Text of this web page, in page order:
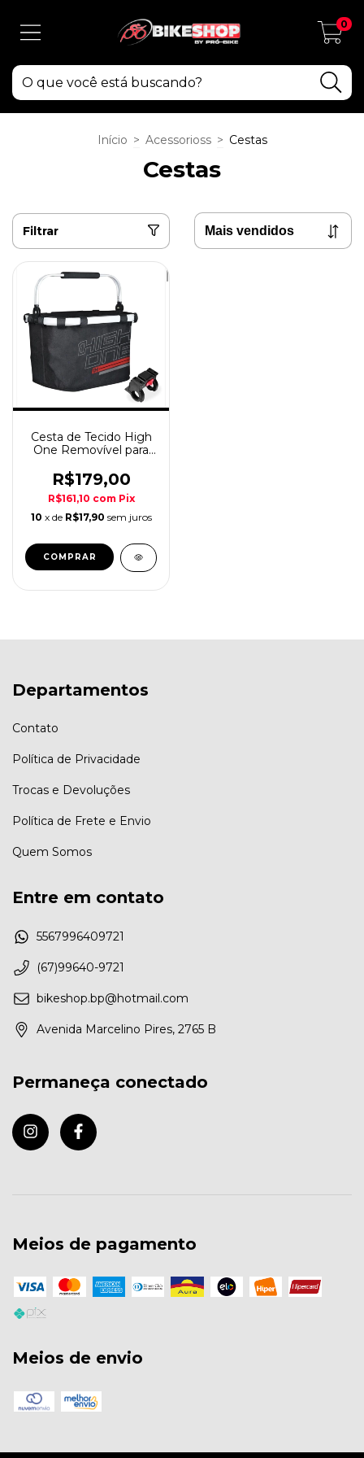
0
Início > Acessorioss > Cestas
Cestas
Filtrar
Cesta de Tecido High
One Removível para
R$179,00
R$161,10 com Pix
10 x de R$17,90 sem juros
COMPRAR
Departamentos
Contato
Política de Privacidade
Trocas e Devoluções
Política de Frete e Envio
Quem Somos
Entre em contato
5567996409721
(67)99640-9721
bikeshop.bp@hotmail.com
Avenida Marcelino Pires, 2765 B
Permaneça conectado
Meios de pagamento
Meios de envio